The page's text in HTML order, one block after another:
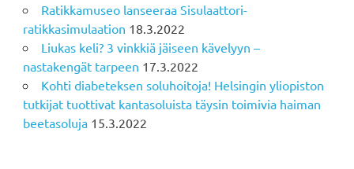
Ratikkamuseo lanseeraa Sisulaattori-
ratikkasimulaation 18.3.2022
Liukas keli? 3 vinkkiä jäiseen kävelyyn –
nastakengät tarpeen 17.3.2022
Kohti diabeteksen soluhoitoja! Helsingin yliopiston
tutkijat tuottivat kantasoluista täysin toimivia haiman
beetasoluja 15.3.2022